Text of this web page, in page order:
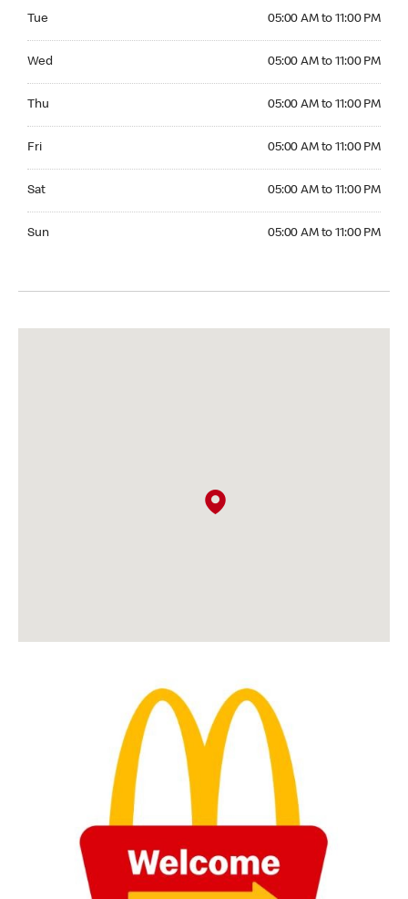
Tue 05:00 AM to 11:00 PM
Wed 05:00 AM to 11:00 PM
Thu 05:00 AM to 11:00 PM
Fri 05:00 AM to 11:00 PM
Sat 05:00 AM to 11:00 PM
Sun 05:00 AM to 11:00 PM